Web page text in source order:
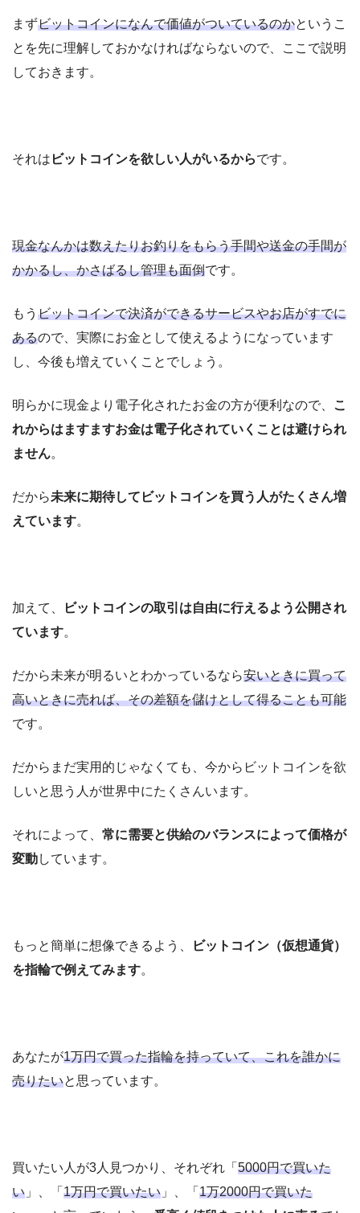
まずビットコインになんで価値がついているのかというこ
とを先に理解しておかなければならないので、ここで説明
しておきます。
それは ビットコインを欲しい人がいるからです。
現金なんかは数えたりお釣りをもらう手間や送金の手間が
かかるし、かさばるし管理も面倒です。
もう ビットコインで決済ができるサービスやお店がすでに
あるので、実際にお金として使えるようになっています
し、今後も増えていくことでしょう。
明らかに現金より電子化されたお金の方が便利なので、
こ
れからはますますお金は電子化されていくことは避けられ
ません。
だから未来に期待してビットコインを買う人がたくさん増
えています。
加えて、
ビットコインの取引は自由に行えるよう公開され
ています。
だから未来が明るいとわかっているなら安いときに買って
高いときに売れば、その差額を儲けとして得ることも可能
です。
だからまだ実用的じゃなくても、今からビットコインを欲
しいと思う人が世界中にたくさんいます。
それによって、 常に需要と供給のバランスによって価格が
変動しています。
もっと簡単に想像できるよう、
ビットコイン（仮想通貨）
を指輪で例えてみます。
あなたが1万円で買った指輪を持っていて、これを誰かに
売りたいと思っています。
買いたい人が3人見つかり、それぞれ「 5000円で買いた
い 」、「 1万円で買いたい 」、「 1万2000円で買いた